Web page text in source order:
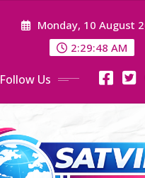
Monday, 10 August
2:29:50 AM
Follow Us